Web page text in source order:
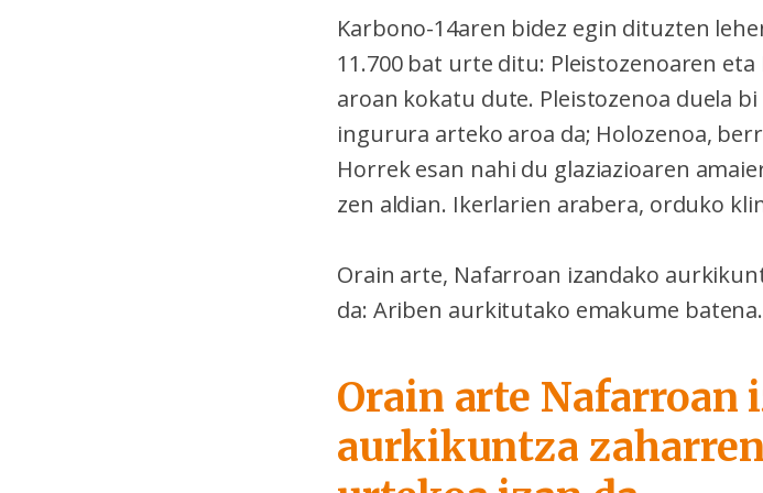
Karbono-14aren bidez egin dituzten
11.700 bat urte ditu: Pleistozenoaren
aroan kokatu dute. Pleistozenoa duela
ingurura arteko aroa da; Holozenoa,
Horrek esan nahi du glaziazioaren
zen aldian. Ikerlarien arabera, orduko
Orain arte, Nafarroan izandako
da: Ariben aurkitutako emakume batena.
Orain arte Nafarroan
aurkikuntza